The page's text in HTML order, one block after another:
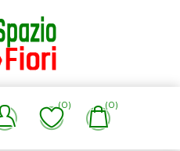
(0) (0)